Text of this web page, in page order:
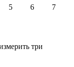
5 6 7
три